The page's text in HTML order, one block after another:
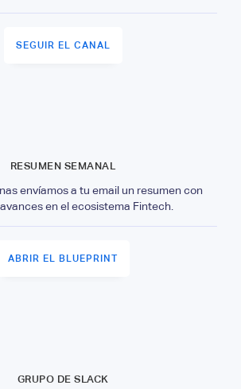
SEGUIR EL CANAL
RESUMEN SEMANAL
envíamos a tu email un resumen con
en el ecosistema Fintech.
ABRIR EL BLUEPRINT
GRUPO DE SLACK